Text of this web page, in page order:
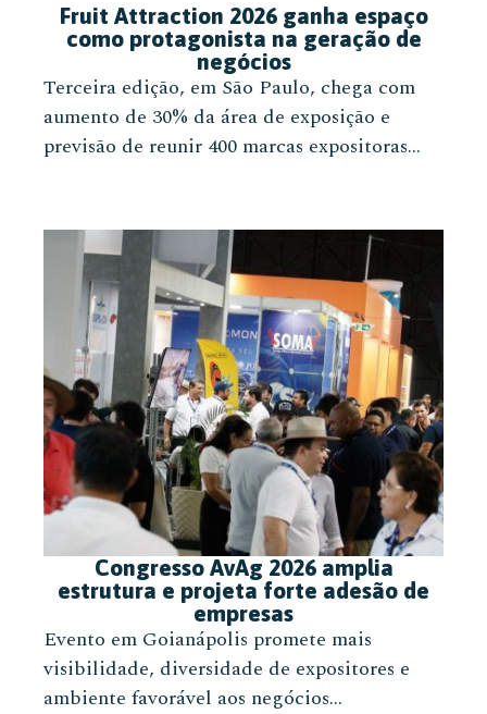
Fruit Attraction 2026 ganha espaço
como protagonista na geração de
negócios
Terceira edição, em São Paulo, chega com
aumento de 30% da área de exposição e
previsão de reunir 400 marcas expositoras...
Congresso AvAg 2026 amplia
estrutura e projeta forte adesão de
empresas
Evento em Goianápolis promete mais
visibilidade, diversidade de expositores e
ambiente favorável aos negócios...